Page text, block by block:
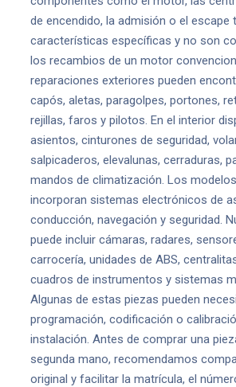
de encendido, la admisión o el escape
características específicas y no son
los recambios de un motor
reparaciones exteriores pueden
capós, aletas, paragolpes, portones,
rejillas, faros y pilotos. En el interior
asientos, cinturones de seguridad,
salpicaderos, elevalunas, cerraduras,
mandos de climatización. Los
incorporan sistemas electrónicos de
conducción, navegación y seguridad.
puede incluir cámaras, radares,
carrocería, unidades de ABS,
cuadros de instrumentos y sistemas
Algunas de estas piezas pueden
programación, codificación o
instalación. Antes de comprar una
segunda mano, recomendamos
original y facilitar la matrícula, el